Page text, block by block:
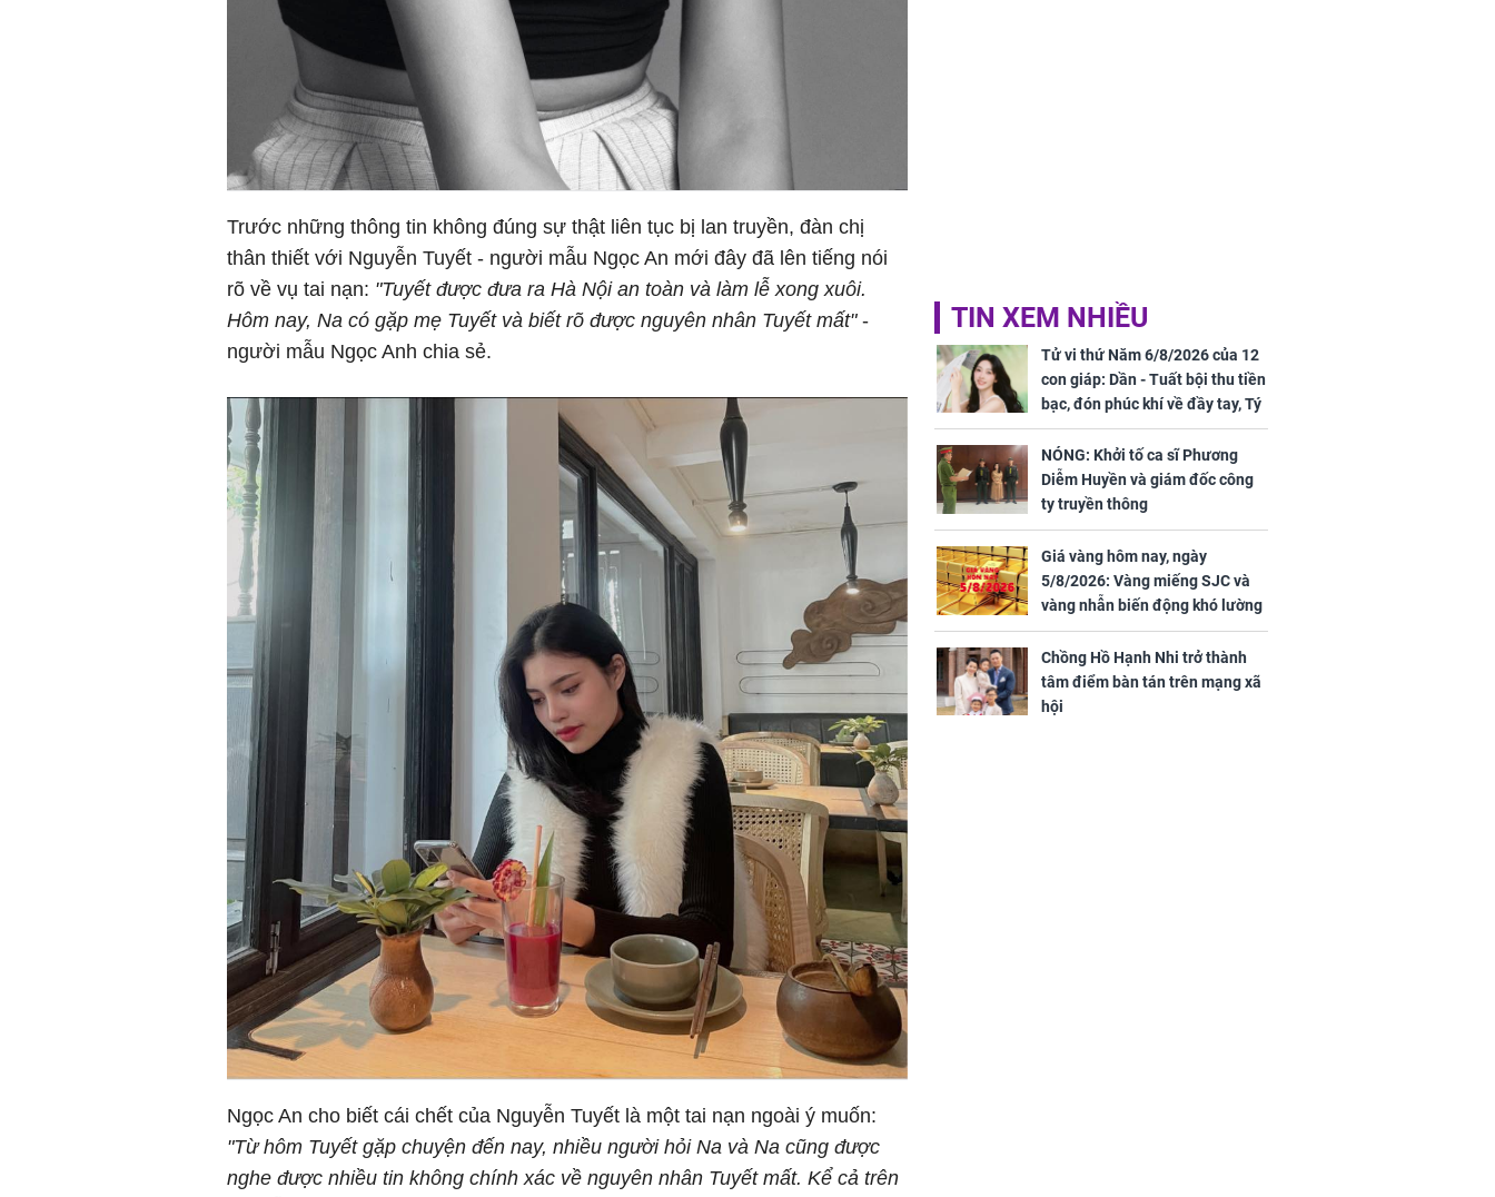
Trước những thông tin không đúng sự thật liên tục bị lan truyền, đàn chị
thân thiết với Nguyễn Tuyết - người mẫu Ngọc An mới đây đã lên tiếng nói
rõ về vụ tai nạn: "Tuyết được đưa ra Hà Nội an toàn và làm lễ xong xuôi.
Hôm nay, Na có gặp mẹ Tuyết và biết rõ được nguyên nhân Tuyết mất"-
người mẫu Ngọc Anh chia sẻ.
Ngọc An cho biết cái chết của Nguyễn Tuyết là một tai nạn ngoài ý muốn:
"Từ hôm Tuyết gặp chuyện đến nay, nhiều người hỏi Na và Na cũng được
nghe được nhiều tin không chính xác về nguyên nhân Tuyết mất. Kể cả trên
TIN XEM NHIỀU
Tử vi thứ Năm 6/8/2026 của 12
con giáp: Dần - Tuất bội thu tiền
bạc, đón phúc khí về đầy tay, Tý
- Mão công việc khó khăn, tiền
bạc đội nón ra đi
NÓNG: Khởi tố ca sĩ Phương
Diễm Huyền và giám đốc công
ty truyền thông
Giá vàng hôm nay, ngày
5/8/2026: Vàng miếng SJC và
vàng nhẫn biến động khó lường
Chồng Hồ Hạnh Nhi trở thành
tâm điểm bàn tán trên mạng xã
hội